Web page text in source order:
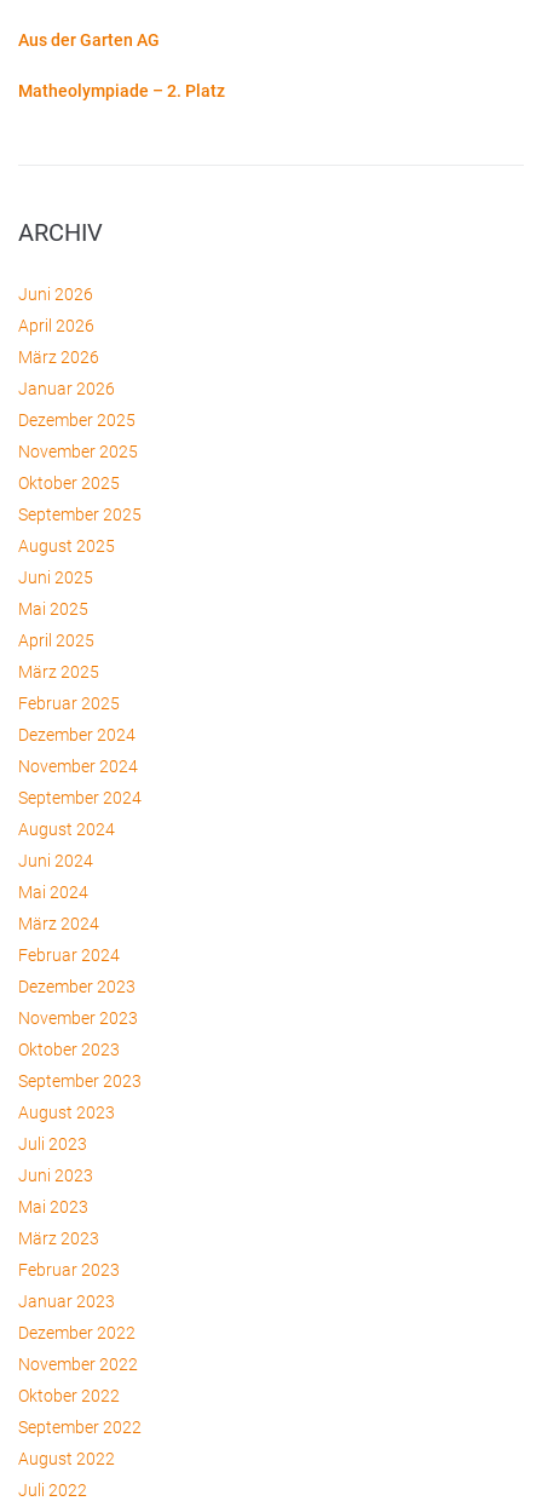
Aus der Garten AG
Matheolympiade – 2. Platz
ARCHIV
Juni 2026
April 2026
März 2026
Januar 2026
Dezember 2025
November 2025
Oktober 2025
September 2025
August 2025
Juni 2025
Mai 2025
April 2025
März 2025
Februar 2025
Dezember 2024
November 2024
September 2024
August 2024
Juni 2024
Mai 2024
März 2024
Februar 2024
Dezember 2023
November 2023
Oktober 2023
September 2023
August 2023
Juli 2023
Juni 2023
Mai 2023
März 2023
Februar 2023
Januar 2023
Dezember 2022
November 2022
Oktober 2022
September 2022
August 2022
Juli 2022